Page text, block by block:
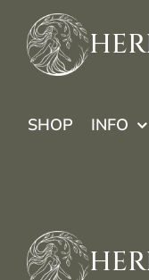
content
SHOP INFO